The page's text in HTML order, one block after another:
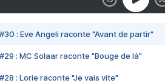
#30 : Eve Angeli raconte "Avant de partir"
#29 : MC Solaar raconte "Bouge de là"
#28 : Lorie raconte "Je vais vite"